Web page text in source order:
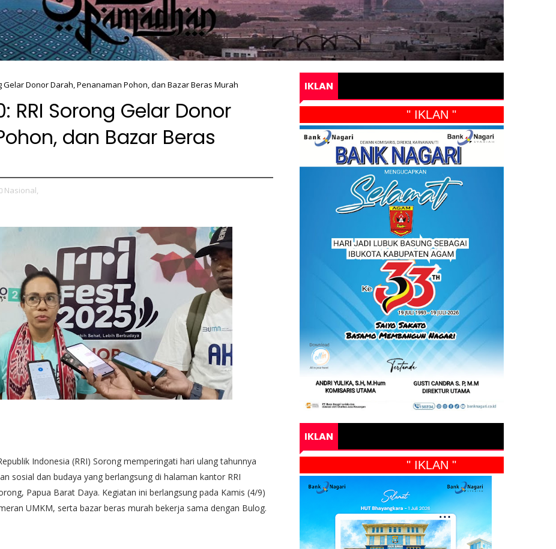
Gelar Donor Darah, Penanaman Pohon, dan Bazar Beras Murah
RRI Sorong Gelar Donor
dan Bazar Beras
Nasional,
Indonesia (RRI) Sorong memperingati hari ulang tahunnya
sosial dan budaya yang berlangsung di halaman kantor RRI
Papua Barat Daya. Kegiatan ini berlangsung pada Kamis (4/9)
UMKM, serta bazar beras murah bekerja sama dengan Bulog.
IKLAN
" IKLAN "
IKLAN
" IKLAN "